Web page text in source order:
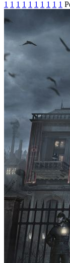
1 1 1 1 1 1 1 1 1 1